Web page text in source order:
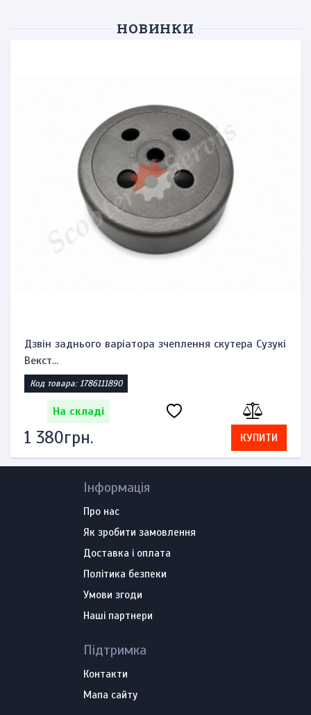
НОВИНКИ
Дзвін заднього варіатора зчеплення скутера Сузукі
Векст...
Код товара: 1786111890
На складі
1 380грн. КУПИТИ
Інформація
Про нас
Як зробити замовлення
Доставка і оплата
Політика безпеки
Умови згоди
Наші партнери
Підтримка
Контакти
Мапа сайту